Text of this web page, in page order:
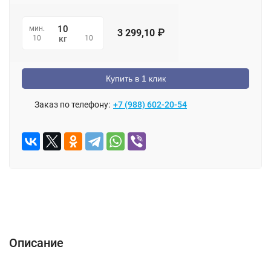
мин.
10
кг 10 3 299,10 ₽
Купить в 1 клик
Заказ по телефону: +7 (988) 602-20-54
Описание